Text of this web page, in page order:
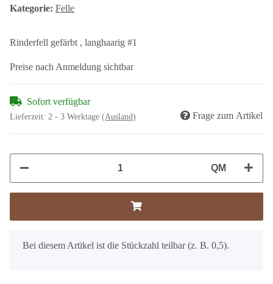
Kategorie: Felle
Rinderfell gefärbt , langhaarig #1
Preise nach Anmeldung sichtbar
Sofort verfügbar
Lieferzeit: 2 - 3 Werktage (Ausland) Frage zum Artikel
QM
x
Bei diesem Artikel ist die Stückzahl teilbar (z. B. 0,5).